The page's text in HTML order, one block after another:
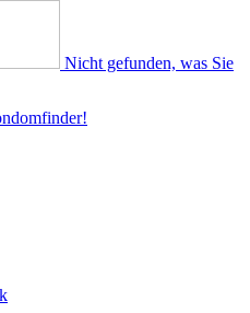
Nicht gefunden, was Sie